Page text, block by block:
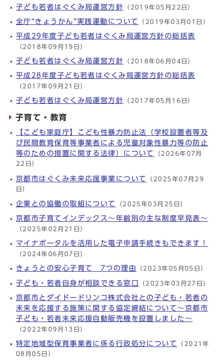
子ども若者はぐくみ局運営方針 （2019年05月22日）
全庁“きょうかん”実践運動について （2019年03月01日）
平成29年度子ども若者はぐくみ局運営方針の総括表
（2018年09月19日）
子ども若者はぐくみ局運営方針 （2018年06月04日）
平成28年度子ども若者はぐくみ局運営方針の総括表
（2017年09月21日）
子ども若者はぐくみ局運営方針 （2017年05月16日）
子育て・教育
【こども家庭庁】こども性暴力防止法（学校設置者等及
び民間教育保育等事業者による児童対象性暴力等の防止
等のための措置に関する法律）について
（2026年07月
22日）
京都市はぐくみ未来応援事業について
（2025年07月29
日）
企業との協働の取組について
（2025年03月25日）
京都市子育てインデックス～年齢別の主な制度早見表～
（2025年02月21日）
マイナポータルを活用した電子申請手続きもできます！
（2024年06月07日）
きょうとの安心子育て 7つの理由 （2023年05月05日）
子ども・若者自身が相談できる窓口 （2023年03月27日）
京都市とダイドードリンコ株式会社との子ども・若者の
未来を応援する施策に関する協定締結について～京都市
子ども・若者未来応援自動販売機を設置しました～
（2022年09月13日）
特定地域型保育事業者に係る行政処分について （2021年
08月05日）